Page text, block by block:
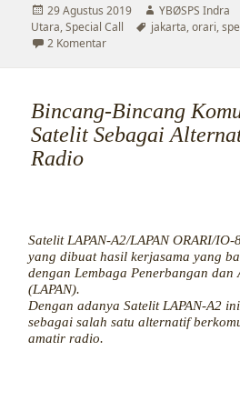
Diposkan
pada
29 Agustus 2019 Penulis
YBØSPS Indra
Utara,Special Call Tag
jakarta,orari,
2 Komentarpada Special Call 6 Tahun
Bincang-Bincang
Satelit Sebagai
Radio
Satelit LAPAN-A2/LAPAN ORARI/
yang dibuat hasil kerjasama yang
dengan Lembaga Penerbangan dan
(LAPAN).
Dengan adanya Satelit LAPAN-A2
sebagai salah satu alternatif
amatir radio.